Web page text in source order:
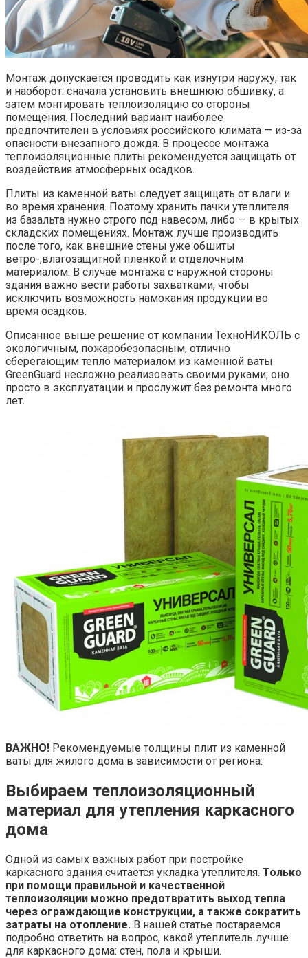
Монтаж допускается проводить как изнутри наружу, так
и наоборот: сначала установить внешнюю обшивку, а
затем монтировать теплоизоляцию со стороны
помещения. Последний вариант наиболее
предпочтителен в условиях российского климата — из-за
опасности внезапного дождя. В процессе монтажа
теплоизоляционные плиты рекомендуется защищать от
воздействия атмосферных осадков.
Плиты из каменной ваты следует защищать от влаги и
во время хранения. Поэтому хранить пачки утеплителя
из базальта нужно строго под навесом, либо — в крытых
складских помещениях. Монтаж лучше производить
после того, как внешние стены уже обшиты
ветро-,влагозащитной пленкой и отделочным
материалом. В случае монтажа с наружной стороны
здания важно вести работы захватками, чтобы
исключить возможность намокания продукции во
время осадков.
Описанное выше решение от компании ТехноНИКОЛЬ с
экологичным, пожаробезопасным, отлично
сберегающим тепло материалом из каменной ваты
GreenGuard несложно реализовать своими руками; оно
просто в эксплуатации и прослужит без ремонта много
лет.
ВАЖНО! Рекомендуемые толщины плит из каменной
ваты для жилого дома в зависимости от региона:
Выбираем теплоизоляционный
материал для утепления каркасного
дома
Одной из самых важных работ при постройке
каркасного здания считается укладка утеплителя. Только
при помощи правильной и качественной
теплоизоляции можно предотвратить выход тепла
через ограждающие конструкции, а также сократить
затраты на отопление. В нашей статье постараемся
подробно ответить на вопрос, какой утеплитель лучше
для каркасного дома: стен, пола и крыши.